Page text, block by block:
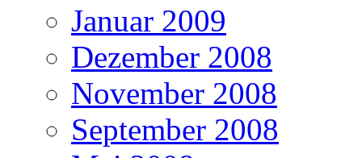
Januar 2009
Dezember 2008
November 2008
September 2008